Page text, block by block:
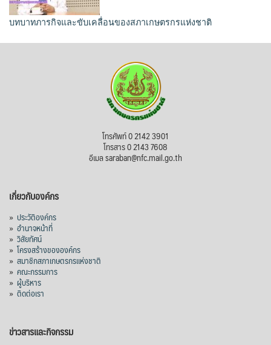
บทบาทภารกิจและขับเคลื่อนของสภาเกษตรกรแห่งชาติ
โทรศัพท์ 0 2142 3901
โทรสาร 0 2143 7608
อีเมล saraban@nfc.mail.go.th
เกี่ยวกับองค์กร
» ประวัติองค์กร
» อำนาจหน้าที่
» วิสัยทัศน์
» โครงสร้างขององค์กร
» สมาชิกสภาเกษตรกรแห่งชาติ
» คณะกรรมการ
» ผู้บริหาร
» ติดต่อเรา
ข่าวสารและกิจกรรม